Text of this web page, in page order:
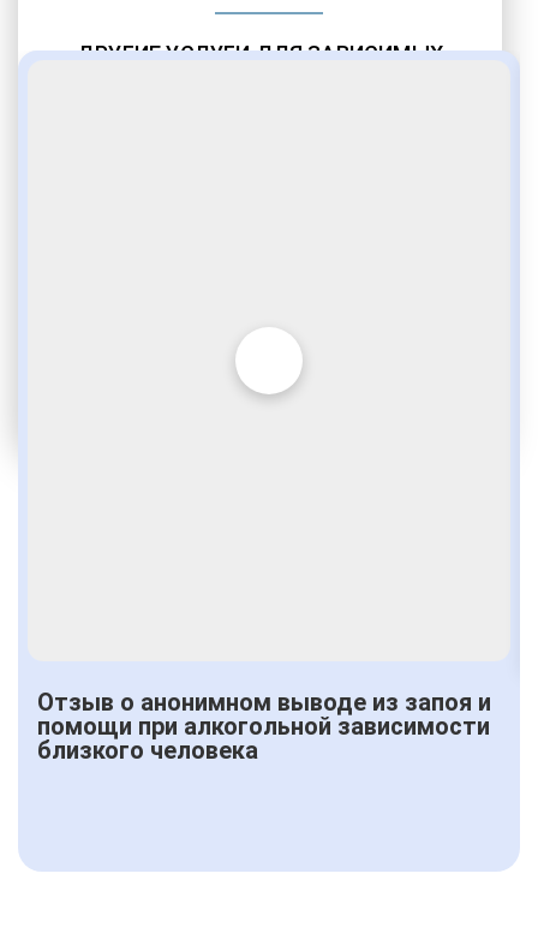
ДРУГИЕ УСЛУГИ ДЛЯ ЗАВИСИМЫХ
Отзыв о анонимном выводе из запоя и
помощи при алкогольной зависимости
близкого человека